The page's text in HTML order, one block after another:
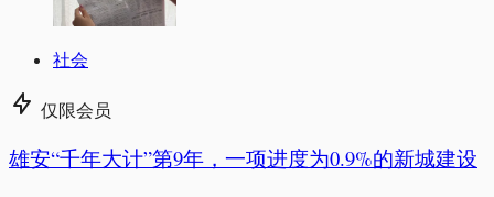
社会
仅限会员
雄安“千年大计”第9年，一项进度为0.9%的新城建设